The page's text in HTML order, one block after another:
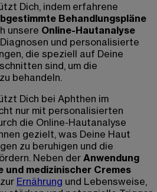
Dich, indem erfahrene
Behandlungspläne
unsere Online-Hautanalyse
und personalisierte
die speziell auf Deine
sind, um die
behandeln.
Dich bei Aphthen im
nur mit personalisierten
die Online-Hautanalyse
gezielt, was Deine Haut
zu beruhigen und die
Neben der Anwendung
und medizinischer Cremes
Ernährung und Lebensweise,